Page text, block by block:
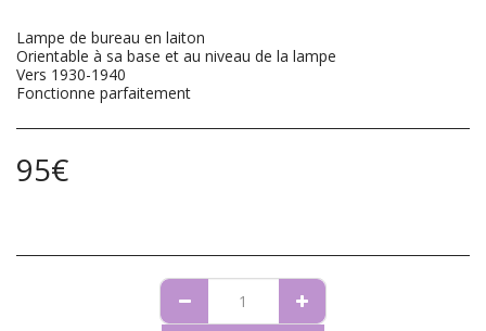
Lampe de bureau en laiton
Orientable à sa base et au niveau de la lampe
Vers 1930-1940
Fonctionne parfaitement
95€